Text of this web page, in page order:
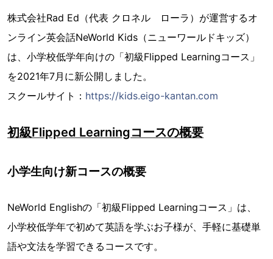
株式会社Rad Ed（代表 クロネル ローラ）が運営するオ
ンライン英会話NeWorld Kids（ニューワールドキッズ）
は、小学校低学年向けの「初級Flipped Learningコース」
を2021年7月に新公開しました。
スクールサイト： https://kids.eigo-kantan.com
初級Flipped Learningコースの概要
小学生向け新コースの概要
NeWorld Englishの「初級Flipped Learningコース」は、
小学校低学年で初めて英語を学ぶお子様が、手軽に基礎単
語や文法を学習できるコースです。